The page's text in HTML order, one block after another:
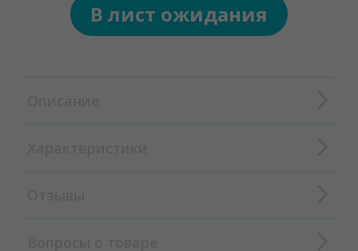
В лист ожидания